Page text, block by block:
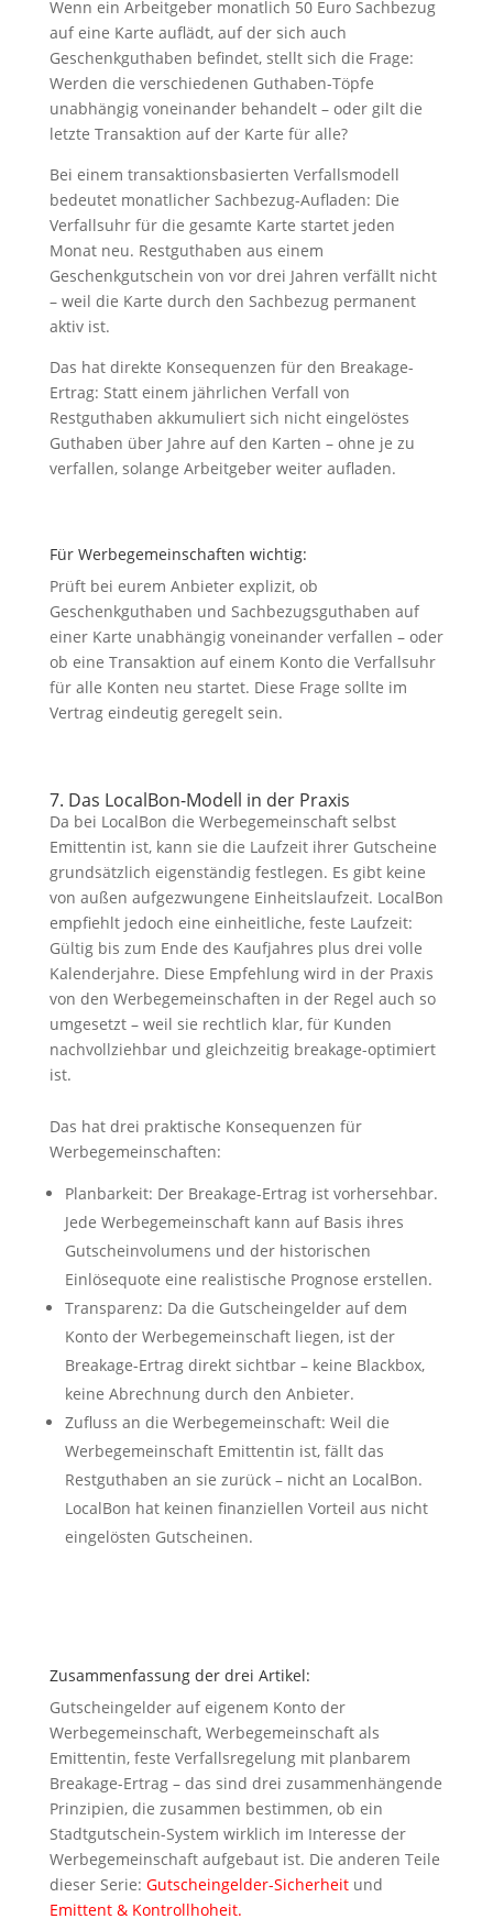
Wenn ein Arbeitgeber monatlich 50 Euro Sachbezug
auf eine Karte auflädt, auf der sich auch
Geschenkguthaben befindet, stellt sich die Frage:
Werden die verschiedenen Guthaben-Töpfe
unabhängig voneinander behandelt – oder gilt die
letzte Transaktion auf der Karte für alle?
Bei einem transaktionsbasierten Verfallsmodell
bedeutet monatlicher Sachbezug-Aufladen: Die
Verfallsuhr für die gesamte Karte startet jeden
Monat neu. Restguthaben aus einem
Geschenkgutschein von vor drei Jahren verfällt nicht
– weil die Karte durch den Sachbezug permanent
aktiv ist.
Das hat direkte Konsequenzen für den Breakage-
Ertrag: Statt einem jährlichen Verfall von
Restguthaben akkumuliert sich nicht eingelöstes
Guthaben über Jahre auf den Karten – ohne je zu
verfallen, solange Arbeitgeber weiter aufladen.
Für Werbegemeinschaften wichtig:
Prüft bei eurem Anbieter explizit, ob
Geschenkguthaben und Sachbezugsguthaben auf
einer Karte unabhängig voneinander verfallen – oder
ob eine Transaktion auf einem Konto die Verfallsuhr
für alle Konten neu startet. Diese Frage sollte im
Vertrag eindeutig geregelt sein.
7. Das LocalBon-Modell in der Praxis
Da bei LocalBon die Werbegemeinschaft selbst
Emittentin ist, kann sie die Laufzeit ihrer Gutscheine
grundsätzlich eigenständig festlegen. Es gibt keine
von außen aufgezwungene Einheitslaufzeit. LocalBon
empfiehlt jedoch eine einheitliche, feste Laufzeit:
Gültig bis zum Ende des Kaufjahres plus drei volle
Kalenderjahre. Diese Empfehlung wird in der Praxis
von den Werbegemeinschaften in der Regel auch so
umgesetzt – weil sie rechtlich klar, für Kunden
nachvollziehbar und gleichzeitig breakage-optimiert
ist.
Das hat drei praktische Konsequenzen für
Werbegemeinschaften:
Planbarkeit: Der Breakage-Ertrag ist vorhersehbar.
Jede Werbegemeinschaft kann auf Basis ihres
Gutscheinvolumens und der historischen
Einlösequote eine realistische Prognose erstellen.
Transparenz: Da die Gutscheingelder auf dem
Konto der Werbegemeinschaft liegen, ist der
Breakage-Ertrag direkt sichtbar – keine Blackbox,
keine Abrechnung durch den Anbieter.
Zufluss an die Werbegemeinschaft: Weil die
Werbegemeinschaft Emittentin ist, fällt das
Restguthaben an sie zurück – nicht an LocalBon.
LocalBon hat keinen finanziellen Vorteil aus nicht
eingelösten Gutscheinen.
Zusammenfassung der drei Artikel:
Gutscheingelder auf eigenem Konto der
Werbegemeinschaft, Werbegemeinschaft als
Emittentin, feste Verfallsregelung mit planbarem
Breakage-Ertrag – das sind drei zusammenhängende
Prinzipien, die zusammen bestimmen, ob ein
Stadtgutschein-System wirklich im Interesse der
Werbegemeinschaft aufgebaut ist. Die anderen Teile
dieser Serie: Gutscheingelder-Sicherheitund
Emittent & Kontrollhoheit.